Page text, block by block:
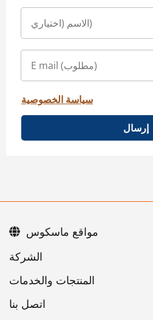
سياسة الخصوصية
إرسال
اتصل بنا
مواقع ماسكوس